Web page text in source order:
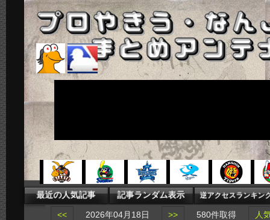
<< 2026年04月18日 >> 580件取得 人